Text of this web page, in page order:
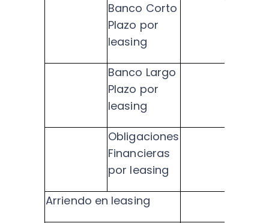
Banco Corto
Plazo por
leasing
Banco Largo
Plazo por
leasing
Obligaciones
Financieras
por leasing
Arriendo en leasing